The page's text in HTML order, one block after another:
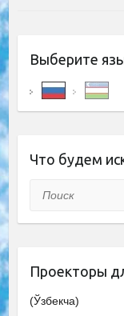
Выберите
Что будем
Поиск
Проекторы
(Ўзбекча)